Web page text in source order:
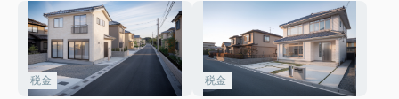
税金 税金